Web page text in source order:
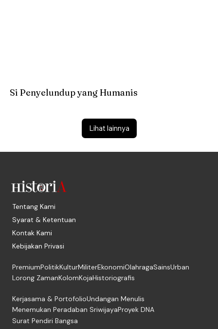
Lihat lainnya
Si Penyelundup yang Humanis
Tentang Kami
Syarat & Ketentuan
Kontak Kami
Kebijakan Privasi
PremiumPolitikKulturMiliterEkonomiOlahragaSainsUrban
Lorong ZamanKolomKojaHistoriografis
Kerjasama & PortofolioUndangan Menulis
Menemukan Peradaban SriwijayaProyek DNA
Surat Pendiri Bangsa